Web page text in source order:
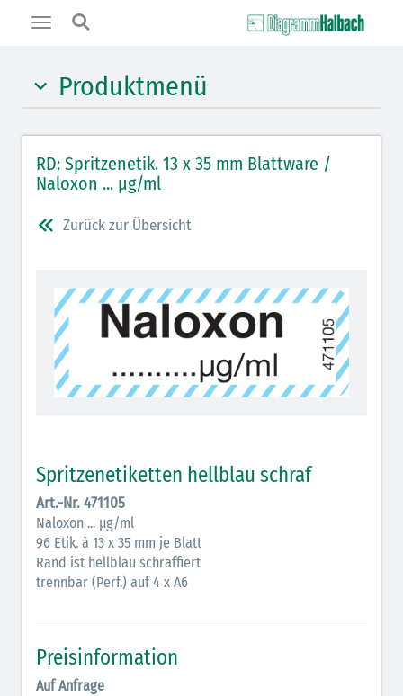
Toggle
Produktmenü
Benzodiazepine (orange)
Benzodiazepin-Antagonisten (orange schraffiert)
Muskelrelaxantien (rot weißer Kopfbalken)
Opiate/Opioide (hellblau)
Opioid-Antagonisten (hellblau schraffiert)
Lokalanästhetika (grau)
schraffiert)
Anticholinergika (hellgrün)
Cholinergika (hellgrün schraffiert)
Antiemetika (salmon)
Verschiedene Medikamente (weiß)
Antikoagulantien (hellgrau/weiß mit schwarzem
Rahmen)
RD: Spritzenetik. 13 x 35 mm Blattware /
Naloxon ... µg/ml
Zurück zur Übersicht
Spritzenetiketten hellblau schraf
Art.-Nr. 471105
Naloxon ... µg/ml
96 Etik. à 13 x 35 mm je Blatt
Rand ist hellblau schraffiert
trennbar (Perf.) auf 4 x A6
Preisinformation
Auf Anfrage